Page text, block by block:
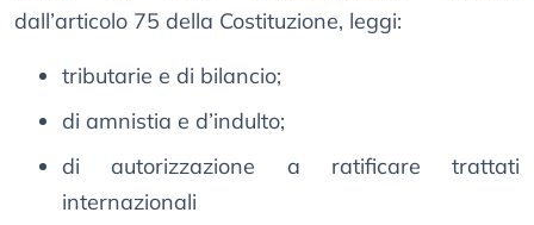
dall’articolo 75 della Costituzione, leggi:
tributarie e di bilancio;
di amnistia e d’indulto;
di autorizzazione a ratificare trattati
internazionali